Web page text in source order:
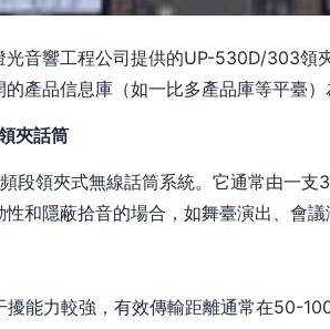
音響工程公司提供的UP-530D/303領
產品信息庫（如一比多產品庫等平臺
夾話筒
段領夾式無線話筒系統。它通常由一
和隱蔽拾音的場合，如舞臺演出、會
擾能力較強，有效傳輸距離通常在50-